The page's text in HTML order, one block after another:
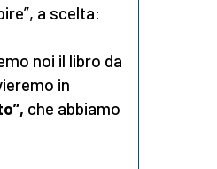
a scelta:
noi il libro da
in
che abbiamo